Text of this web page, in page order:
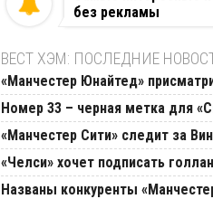
без рекламы
ВЕСТ ХЭМ: ПОСЛЕДНИЕ
«Манчестер Юнайтед»
Номер 33 – черная метка для
«Манчестер Сити» следит за
«Челси» хочет подписать
Названы конкуренты